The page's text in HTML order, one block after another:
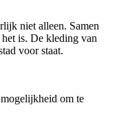
niet alleen. Samen
is. De kleding van
voor staat.
om te